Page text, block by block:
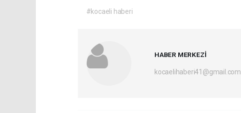
#kocaeli haberi
HABER MERKEZİ
kocaelihaberi41@gmail.com